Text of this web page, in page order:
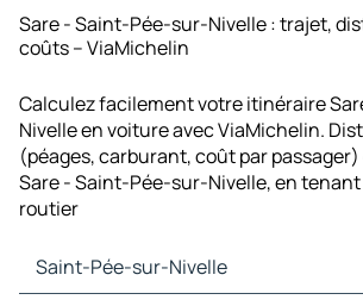
Sare - Saint-Pée-sur-Nivelle : trajet,
coûts – ViaMichelin
Calculez facilement votre itinéraire
Nivelle en voiture avec ViaMichelin.
(péages, carburant, coût par
Sare - Saint-Pée-sur-Nivelle, en
routier
Saint-Pée-sur-Nivelle